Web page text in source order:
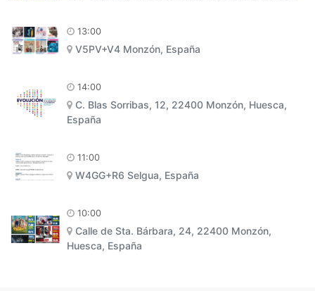
13:00
V5PV+V4 Monzón, España
14:00
C. Blas Sorribas, 12, 22400 Monzón, Huesca,
España
11:00
W4GG+R6 Selgua, España
10:00
Calle de Sta. Bárbara, 24, 22400 Monzón,
Huesca, España